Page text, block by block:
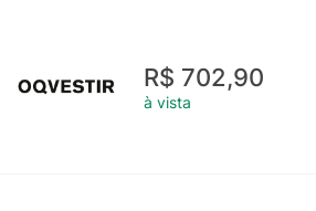
R$ 702,90
à vista